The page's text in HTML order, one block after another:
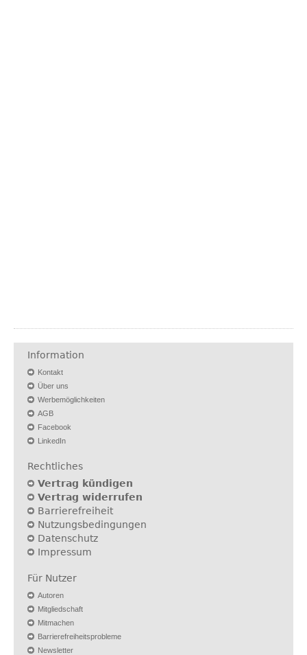
Information
Kontakt
Über uns
Werbemöglichkeiten
AGB
Facebook
LinkedIn
Rechtliches
Vertrag kündigen
Vertrag widerrufen
Barrierefreiheit
Nutzungsbedingungen
Datenschutz
Impressum
Für Nutzer
Autoren
Mitgliedschaft
Mitmachen
Barrierefreiheitsprobleme
Newsletter